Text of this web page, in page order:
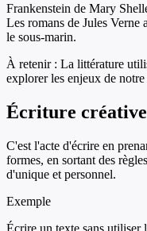
Frankenstein de Mary
Les romans de Jules Verne
le sous-marin.
À retenir : La littérature
explorer les enjeux de notre
Écriture
C'est l'acte d'écrire en
formes, en sortant des
d'unique et personnel.
Exemple
Écrire un texte sans utiliser